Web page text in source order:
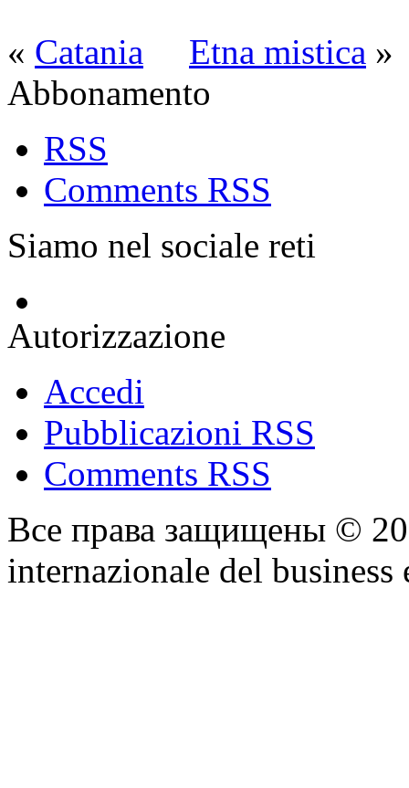
« Catania Etna mistica »
Abbonamento
RSS
Comments RSS
Siamo nel sociale reti
Autorizzazione
Accedi
Pubblicazioni RSS
Comments RSS
Все права защищены ©
internazionale del business